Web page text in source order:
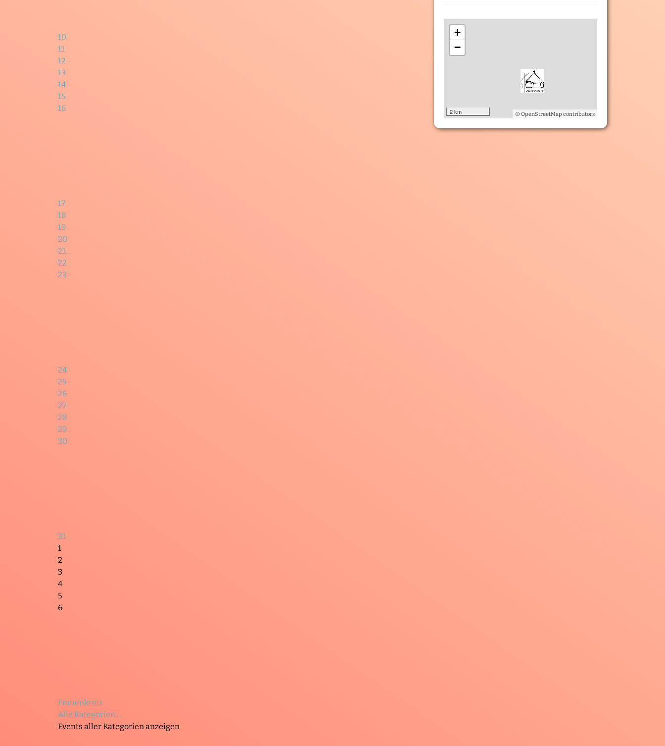
10
11
12
13
14
15
16
17
18
19
20
21
22
23
24
25
26
27
28
29
30
31
1
2
3
4
5
6
Frauenkreis
Alle Kategorien ...
Events aller Kategorien anzeigen
+
−
2 km © OpenStreetMap contributors